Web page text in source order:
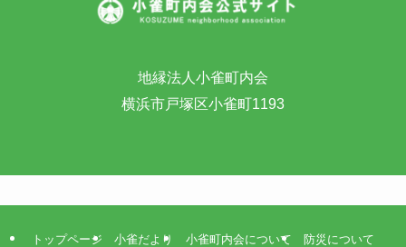
地縁法人小雀町内会
横浜市戸塚区小雀町1193
トップページ 小雀だより 小雀町内会について 防災について